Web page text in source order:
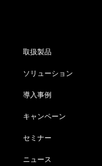
取扱製品
ソリューション
導入事例
キャンペーン
セミナー
ニュース